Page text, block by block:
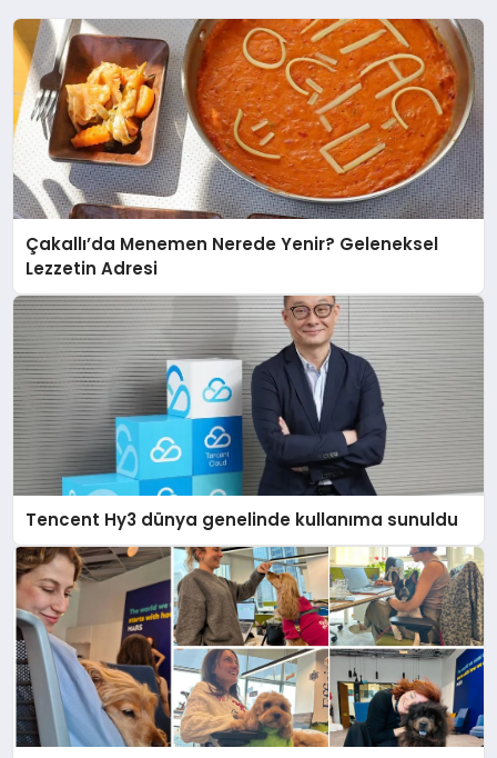
Çakallı’da Menemen Nerede Yenir? Geleneksel
Lezzetin Adresi
Tencent Hy3 dünya genelinde kullanıma sunuldu